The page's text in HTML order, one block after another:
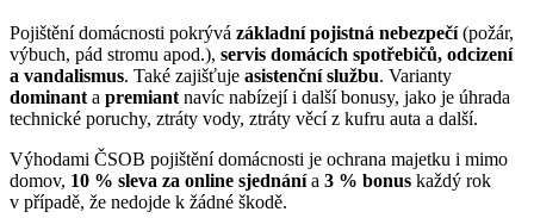
Pojištění domácnosti pokrývá základní pojistná nebezpečí(požár,
výbuch, pád stromu apod.), servis domácích spotřebičů, odcizení
a vandalismus. Také zajišťuje asistenční službu. Varianty
dominant a premiant navíc nabízejí i další bonusy, jako je úhrada
technické poruchy, ztráty vody, ztráty věcí z kufru auta a další.
Výhodami ČSOB pojištění domácnosti je ochrana majetku i mimo
domov, 10 % sleva za online sjednánía 3 % bonus každý rok
v případě, že nedojde k žádné škodě.